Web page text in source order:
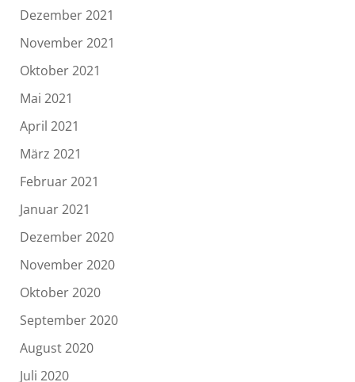
Dezember 2021
November 2021
Oktober 2021
Mai 2021
April 2021
März 2021
Februar 2021
Januar 2021
Dezember 2020
November 2020
Oktober 2020
September 2020
August 2020
Juli 2020